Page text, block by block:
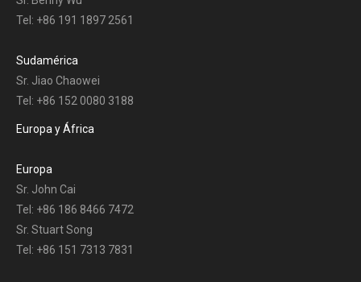
Tel: +86 191 1897 2561
Sudamérica
Sr. Jiao Chaowei
Tel: +86 152 0080 3188
Europa y África
Europa
Sr. John Cai
Tel: +86 186 8466 7472
Sr. Stuart Song
Tel: +86 151 7313 7831